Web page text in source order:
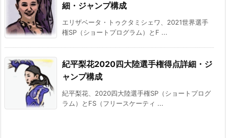
細・ジャンプ構成
エリザベータ・トゥクタミシェワ、2021世界選手
権SP（ショートプログラム）とF ...
紀平梨花2020四大陸選手権得点詳細・ジ
ャンプ構成
紀平梨花、2020四大陸選手権SP（ショートプログ
ラム）とFS（フリースケーティ ...